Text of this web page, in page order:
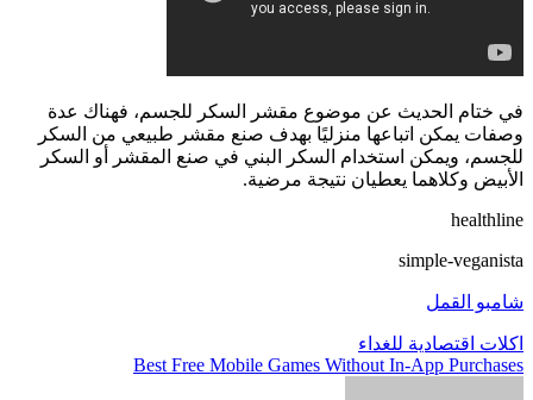
في ختام الحديث عن موضوع مقشر السكر للجسم، فهناك عدة
وصفات يمكن اتباعها منزليًا بهدف صنع مقشر طبيعي من السكر
للجسم، ويمكن استخدام السكر البني في صنع المقشر أو السكر
الأبيض وكلاهما يعطيان نتيجة مرضية.
healthline
simple-veganista
شامبو القمل
تصفّح
المقالات
اكلات اقتصادية للغداء
Best Free Mobile Games Without In-App Purchases